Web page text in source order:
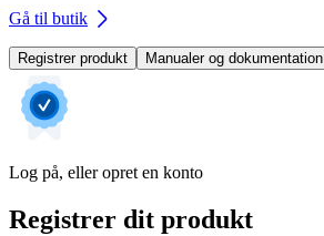
Gå til butik
Registrer produkt Manualer og dokumentation
Log på, eller opret en konto
Registrer dit produkt